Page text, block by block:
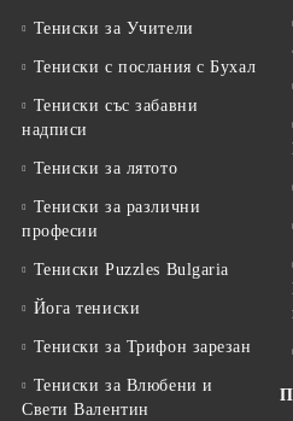
Тениски за Учители
Тениски с послания с Бухал
Тениски със забавни
надписи
Тениски за лятото
Тениски за различни
професии
Тениски Puzzles Bulgaria
Йога тениски
Тениски за Трифон зарезан
Тениски за Влюбени и
Свети Валентин